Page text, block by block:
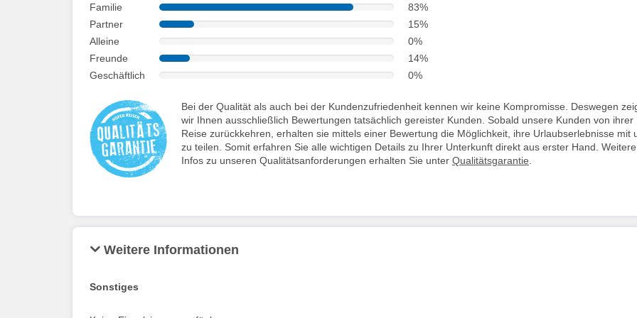
Familie
83%
Partner
15%
Alleine
0%
Freunde
14%
Geschäftlich
0%
Bei der Qualität als auch bei der Kundenzufriedenheit kennen wir keine Kompromisse. Deswegen
wir Ihnen ausschließlich Bewertungen tatsächlich gereister Kunden. Sobald unsere Kunden von ihrer
Reise zurückkehren, erhalten sie mittels einer Bewertung die Möglichkeit, ihre Urlaubserlebnisse mit
zu teilen. Somit erfahren Sie alle wichtigen Details zu Ihrer Unterkunft direkt aus erster Hand. Weitere
Infos zu unseren Qualitätsanforderungen erhalten Sie unter Qualitätsgarantie
Weitere Informationen
Sonstiges